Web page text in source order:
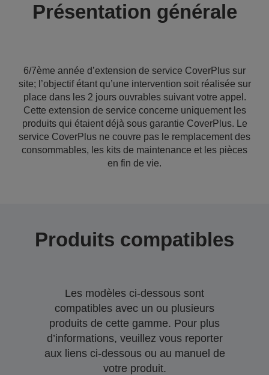
Présentation générale
6/7ème année d’extension de service CoverPlus sur
site; l’objectif étant qu’une intervention soit réalisée sur
place dans les 2 jours ouvrables suivant votre appel.
Cette extension de service concerne uniquement les
produits qui étaient déjà sous garantie CoverPlus. Le
service CoverPlus ne couvre pas le remplacement des
consommables, les kits de maintenance et les pièces
en fin de vie.
Produits compatibles
Les modèles ci-dessous sont
compatibles avec un ou plusieurs
produits de cette gamme. Pour plus
d’informations, veuillez vous reporter
aux liens ci-dessous ou au manuel de
votre produit.